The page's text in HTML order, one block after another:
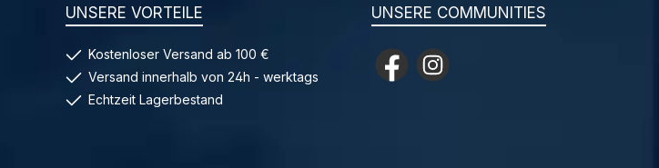
UNSERE VORTEILE
Kostenloser Versand ab 100 €
Versand innerhalb von 24h - werktags
Echtzeit Lagerbestand
UNSERE COMMUNITIES
FacebookInstagram